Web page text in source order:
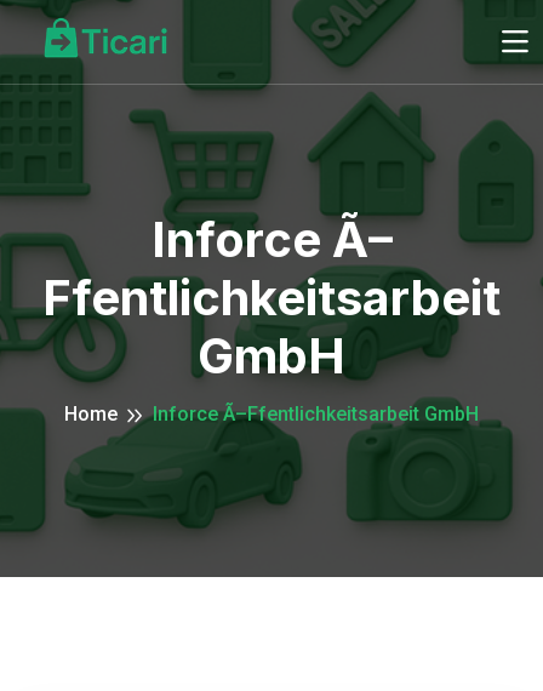
Inforce Ã–
Ffentlichkeitsarbeit
GmbH
Home Inforce Ã–Ffentlichkeitsarbeit GmbH